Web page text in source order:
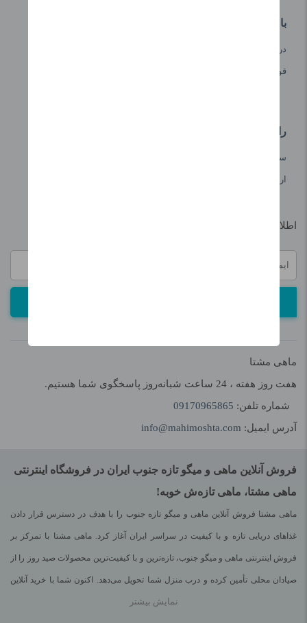
با ماهی مشتا
درباره ما
قوانین ماهی مشتا
راهنمای خرید
سوالات شما
ارتباط با ما
اطلاع از آخرین تخفیفات و خبرنامه:
ماهی مشتا
هفت روز هفته ، 24 ساعت شبانه‌روز پاسخگوی شما هستیم.
شماره تلفن: 09170965865
آدرس ایمیل: info@mahimoshta.com
فروش آنلاین ماهی و میگو تازه جنوب ایران در فروشگاه اینترنتی
ماهی مشتا، ماهی تازه‌ش خوبه!
ماهی مشتا فروش آنلاین ماهی و میگو تازه جنوب را با هدف در دسترس قرار دادن
غذاهای دریایی تازه و با کیفیت در سراسر ایران آغاز کرد. ماهی مشتا با تمرکز بر
فروش اینترنتی ماهی و میگو جنوب، تازه‌ترین و با کیفیت‌ترین محصولات صید روز را از
صیادان محلی تأمین کرده و درب منزل شما تحویل می‌دهد. اکنون شما با خرید آنلاین
ماهی و میگو می‌توانید صید تازه‌ی دریای عمان و خلیج فارس را در سفره‌ی خود داشته
نمایش بیشتر